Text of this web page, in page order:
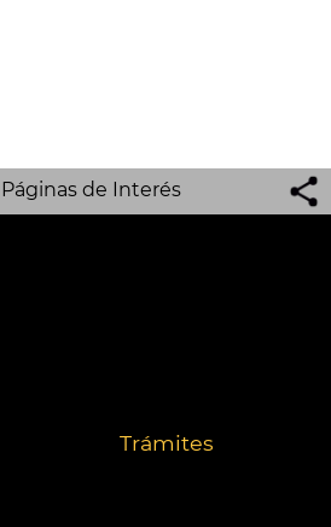
Páginas de Interés
Trámites